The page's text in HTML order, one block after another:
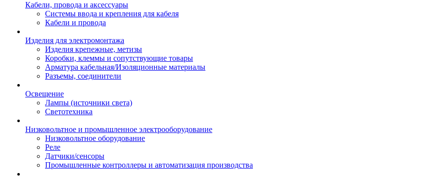
Кабели, провода и аксессуары
Системы ввода и крепления для кабеля
Кабели и провода
Изделия для электромонтажа
Изделия крепежные, метизы
Коробки, клеммы и сопутствующие товары
Арматура кабельная/Изоляционные материалы
Разъемы, соединители
Освещение
Лампы (источники света)
Светотехника
Низковольтное и промышленное электрооборудование
Низковольтное оборудование
Реле
Датчики/сенсоры
Промышленные контроллеры и автоматизация производства